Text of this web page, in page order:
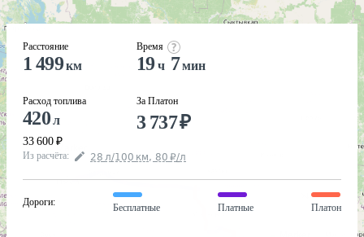
Расстояние
1 499км
Расход топлива
420л
33 600 ₽
Время
19ч 7мин
За Платон
3 737₽
Из расчёта: 28 л/100 км, 80 ₽/л
Дороги:
Бесплатные Платные Платон